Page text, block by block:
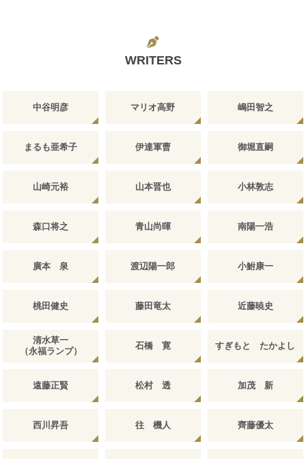
WRITERS
中谷明彦 マリオ高野 嶋田智之
まるも亜希子 伊達軍曹 御堀直嗣
山崎元裕 山本晋也 小林敦志
森口将之 青山尚暉 南陽一浩
廣本 泉 渡辺陽一郎 小鮒康一
桃田健史 藤田竜太 近藤暁史
清水草一
（永福ランプ）
石橋 寛 すぎもと たかよし
遠藤正賢 松村 透 加茂 新
西川昇吾 往 機人 齊藤優太